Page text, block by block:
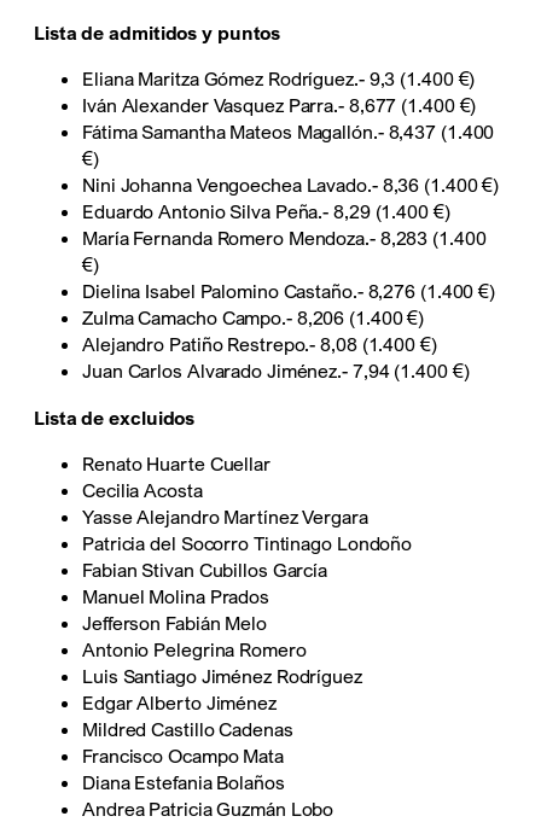
Lista de admitidos y puntos
Eliana Maritza Gómez Rodríguez.- 9,3 (1.400 €)
Iván Alexander Vasquez Parra.- 8,677 (1.400 €)
Fátima Samantha Mateos Magallón.- 8,437 (1.400
€)
Nini Johanna Vengoechea Lavado.- 8,36 (1.400 €)
Eduardo Antonio Silva Peña.- 8,29 (1.400 €)
María Fernanda Romero Mendoza.- 8,283 (1.400
€)
Dielina Isabel Palomino Castaño.- 8,276 (1.400 €)
Zulma Camacho Campo.- 8,206 (1.400 €)
Alejandro Patiño Restrepo.- 8,08 (1.400 €)
Juan Carlos Alvarado Jiménez.- 7,94 (1.400 €)
Lista de excluidos
Renato Huarte Cuellar
Cecilia Acosta
Yasse Alejandro Martínez Vergara
Patricia del Socorro Tintinago Londoño
Fabian Stivan Cubillos García
Manuel Molina Prados
Jefferson Fabián Melo
Antonio Pelegrina Romero
Luis Santiago Jiménez Rodríguez
Edgar Alberto Jiménez
Mildred Castillo Cadenas
Francisco Ocampo Mata
Diana Estefania Bolaños
Andrea Patricia Guzmán Lobo